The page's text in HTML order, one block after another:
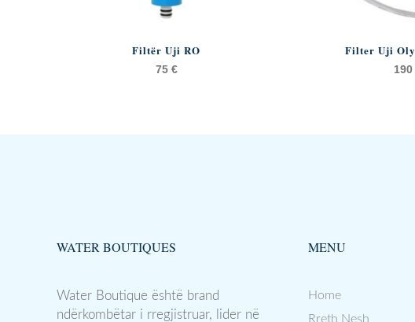
Filtër Uji RO
75 €
Filter Uji
190
WATER BOUTIQUES
Water Boutique është brand
ndërkombëtar i rregjistruar, lider në
MENU
Home
Rreth Nesh